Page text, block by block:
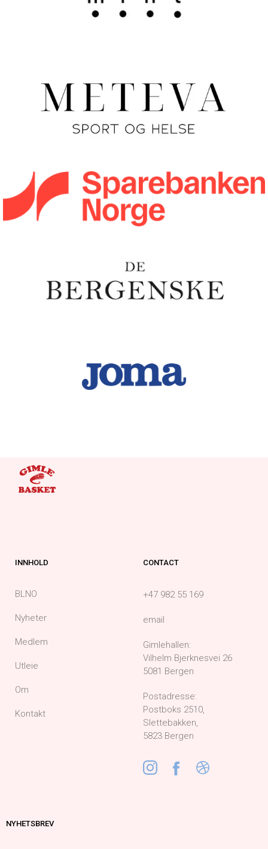
INNHOLD
BLNO
Nyheter
Medlem
Utleie
Om
Kontakt
CONTACT
+47 982 55 169
email
Gimlehallen:
Vilhelm Bjerknesvei 26
5081 Bergen
Postadresse:
Postboks 2510,
Slettebakken,
5823 Bergen
NYHETSBREV